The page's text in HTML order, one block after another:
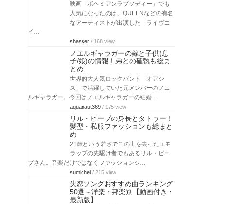
映画「ボヘミアンラプソディー」でも
人気になったのは、QUEENなどの有名
なアーティストが出演した「ライヴエ
イ…
shasser / 168 view
ノエルギャラガーの嫁と子供(息
子/娘)の情報！弟との確執も総ま
とめ
世界的大人気ロックバンド「オアシ
ス」で活躍していた元メンバーのノエ
ルギャラガー。今回はノエルギャラガーの結婚…
aquanaut369 / 175 view
リル・ピープの身長とタトゥー！
髪型・私服ファッションも総まと
め
21歳という若さでこの世を去ったエモ
ラップの先駆け者でもあるリル・ピー
プさん。音楽だけではなくファッションシ…
sumichel / 215 view
失恋ソングおすすめ曲ランキング
50選～洋楽・邦楽別【動画付き・
最新版】